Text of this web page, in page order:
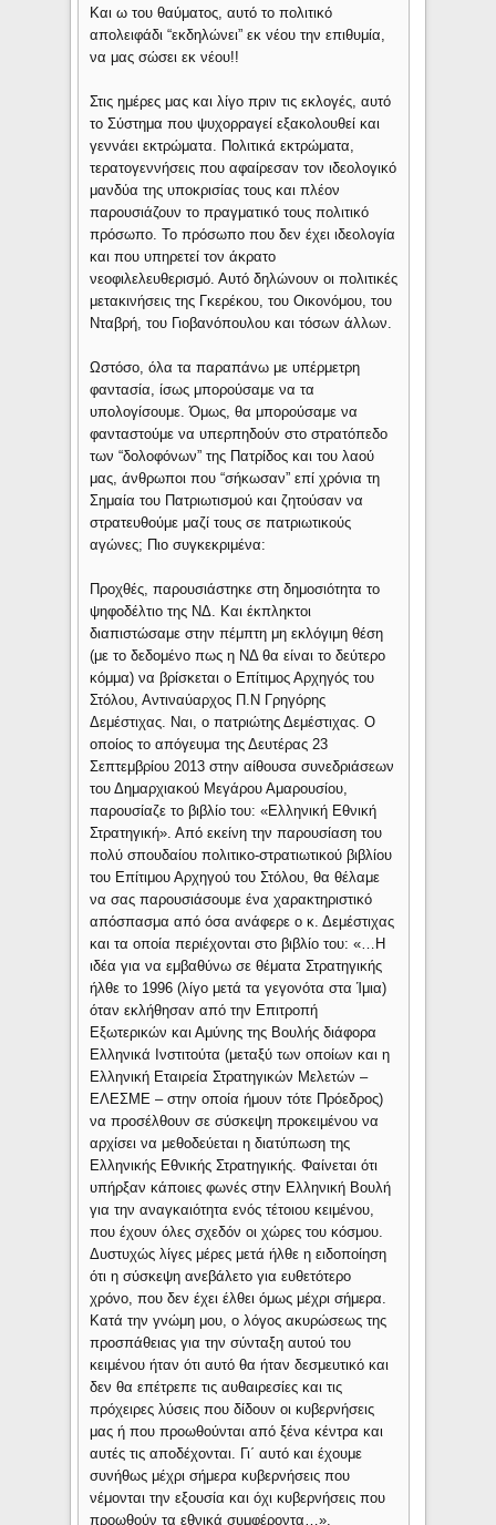
Και ω του θαύματος, αυτό το πολιτικό
απολειφάδι “εκδηλώνει” εκ νέου την επιθυμία,
να μας σώσει εκ νέου!!
Στις ημέρες μας και λίγο πριν τις εκλογές, αυτό
το Σύστημα που ψυχορραγεί εξακολουθεί και
γεννάει εκτρώματα. Πολιτικά εκτρώματα,
τερατογεννήσεις που αφαίρεσαν τον ιδεολογικό
μανδύα της υποκρισίας τους και πλέον
παρουσιάζουν το πραγματικό τους πολιτικό
πρόσωπο. Το πρόσωπο που δεν έχει ιδεολογία
και που υπηρετεί τον άκρατο
νεοφιλελευθερισμό. Αυτό δηλώνουν οι πολιτικές
μετακινήσεις της Γκερέκου, του Οικονόμου, του
Νταβρή, του Γιοβανόπουλου και τόσων άλλων.
Ωστόσο, όλα τα παραπάνω με υπέρμετρη
φαντασία, ίσως μπορούσαμε να τα
υπολογίσουμε. Όμως, θα μπορούσαμε να
φανταστούμε να υπερπηδούν στο στρατόπεδο
των “δολοφόνων” της Πατρίδος και του λαού
μας, άνθρωποι που “σήκωσαν” επί χρόνια τη
Σημαία του Πατριωτισμού και ζητούσαν να
στρατευθούμε μαζί τους σε πατριωτικούς
αγώνες; Πιο συγκεκριμένα:
Προχθές, παρουσιάστηκε στη δημοσιότητα το
ψηφοδέλτιο της ΝΔ. Και έκπληκτοι
διαπιστώσαμε στην πέμπτη μη εκλόγιμη θέση
(με το δεδομένο πως η ΝΔ θα είναι το δεύτερο
κόμμα) να βρίσκεται ο Επίτιμος Αρχηγός του
Στόλου, Αντιναύαρχος Π.Ν Γρηγόρης
Δεμέστιχας. Ναι, ο πατριώτης Δεμέστιχας. Ο
οποίος το απόγευμα της Δευτέρας 23
Σεπτεμβρίου 2013 στην αίθουσα συνεδριάσεων
του Δημαρχιακού Μεγάρου Αμαρουσίου,
παρουσίαζε το βιβλίο του: «Ελληνική Εθνική
Στρατηγική». Από εκείνη την παρουσίαση του
πολύ σπουδαίου πολιτικο-στρατιωτικού βιβλίου
του Επίτιμου Αρχηγού του Στόλου, θα θέλαμε
να σας παρουσιάσουμε ένα χαρακτηριστικό
απόσπασμα από όσα ανάφερε ο κ. Δεμέστιχας
και τα οποία περιέχονται στο βιβλίο του: «…Η
ιδέα για να εμβαθύνω σε θέματα Στρατηγικής
ήλθε το 1996 (λίγο μετά τα γεγονότα στα Ίμια)
όταν εκλήθησαν από την Επιτροπή
Εξωτερικών και Αμύνης της Βουλής διάφορα
Ελληνικά Ινστιτούτα (μεταξύ των οποίων και η
Ελληνική Εταιρεία Στρατηγικών Μελετών –
ΕΛΕΣΜΕ – στην οποία ήμουν τότε Πρόεδρος)
να προσέλθουν σε σύσκεψη προκειμένου να
αρχίσει να μεθοδεύεται η διατύπωση της
Ελληνικής Εθνικής Στρατηγικής. Φαίνεται ότι
υπήρξαν κάποιες φωνές στην Ελληνική Βουλή
για την αναγκαιότητα ενός τέτοιου κειμένου,
που έχουν όλες σχεδόν οι χώρες του κόσμου.
Δυστυχώς λίγες μέρες μετά ήλθε η ειδοποίηση
ότι η σύσκεψη ανεβάλετο για ευθετότερο
χρόνο, που δεν έχει έλθει όμως μέχρι σήμερα.
Κατά την γνώμη μου, ο λόγος ακυρώσεως της
προσπάθειας για την σύνταξη αυτού του
κειμένου ήταν ότι αυτό θα ήταν δεσμευτικό και
δεν θα επέτρεπε τις αυθαιρεσίες και τις
πρόχειρες λύσεις που δίδουν οι κυβερνήσεις
μας ή που προωθούνται από ξένα κέντρα και
αυτές τις αποδέχονται. Γι΄ αυτό και έχουμε
συνήθως μέχρι σήμερα κυβερνήσεις που
νέμονται την εξουσία και όχι κυβερνήσεις που
προωθούν τα εθνικά συμφέροντα…».